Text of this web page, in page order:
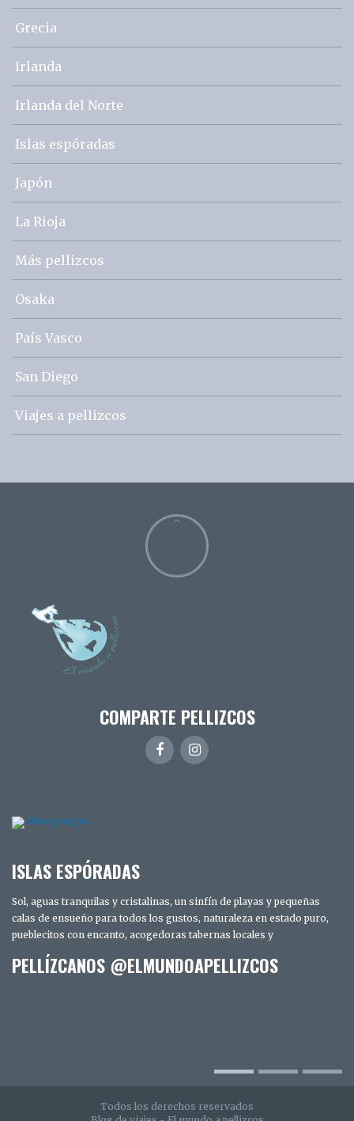
Grecia
Irlanda
Irlanda del Norte
Islas espóradas
Japón
La Rioja
Más pellizcos
Osaka
País Vasco
San Diego
Viajes a pellizcos
COMPARTE PELLIZCOS
ISLAS ESPÓRADAS
Sol, aguas tranquilas y cristalinas, un sinfín de playas y pequeñas
calas de ensueño para todos los gustos, naturaleza en estado puro,
pueblecitos con encanto, acogedoras tabernas locales y
MEJOR GUARDADOS DE LA CIUDAD
PELLÍZCANOS @ELMUNDOAPELLIZCOS
Todos los derechos reservados